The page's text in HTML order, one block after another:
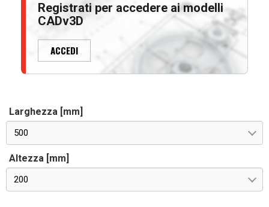
Registrati per accedere ai modelli
CADv3D
ACCEDI
Larghezza [mm]
500
Altezza [mm]
200